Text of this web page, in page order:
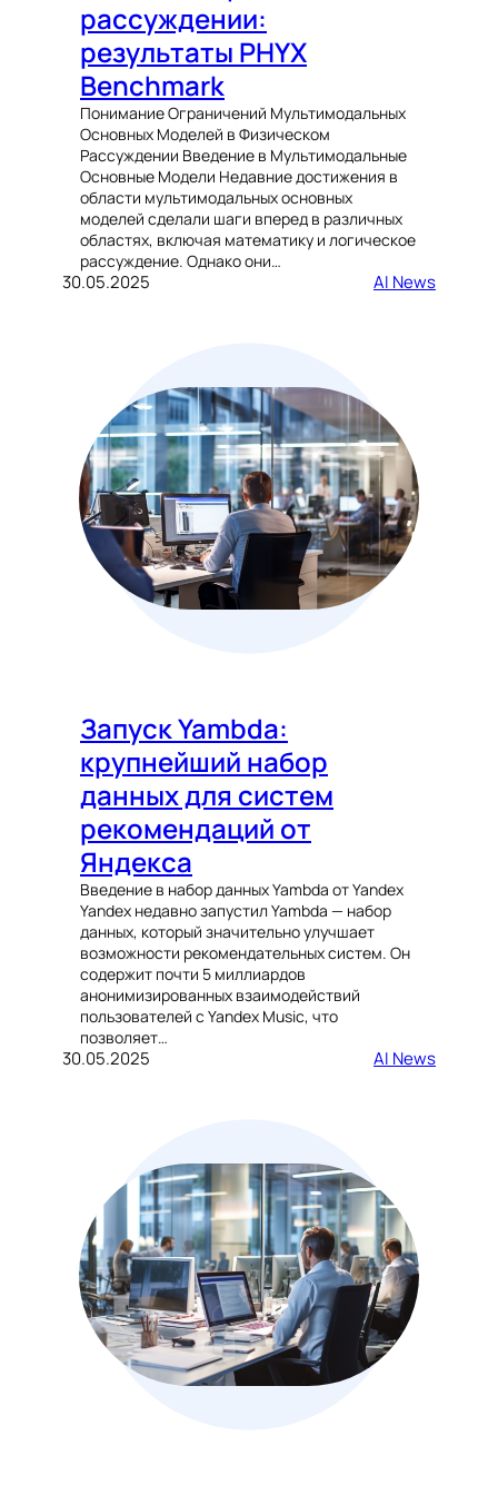
рассуждении:
результаты PHYX
Benchmark
Понимание Ограничений Мультимодальных
Основных Моделей в Физическом
Рассуждении Введение в Мультимодальные
Основные Модели Недавние достижения в
области мультимодальных основных
моделей сделали шаги вперед в различных
областях, включая математику и логическое
рассуждение. Однако они…
30.05.2025 AI News
Запуск Yambda:
крупнейший набор
данных для систем
рекомендаций от
Яндекса
Введение в набор данных Yambda от Yandex
Yandex недавно запустил Yambda — набор
данных, который значительно улучшает
возможности рекомендательных систем. Он
содержит почти 5 миллиардов
анонимизированных взаимодействий
пользователей с Yandex Music, что
позволяет…
30.05.2025 AI News